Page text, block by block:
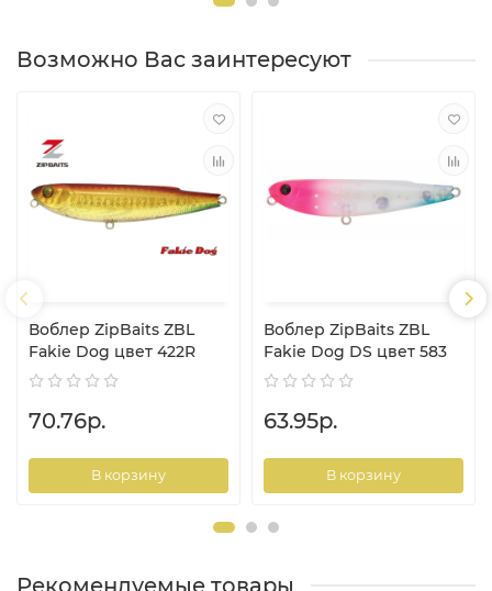
Возможно Вас заинтересуют
Воблер ZipBaits ZBL
Fakie Dog цвет 422R
70.76р.
В корзину
Воблер ZipBaits ZBL
Fakie Dog DS цвет 583
63.95р.
В корзину
Рекомендуемые товары